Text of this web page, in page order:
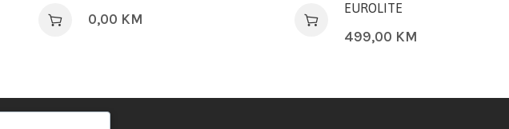
0,00 KM
EUROLITE
499,00 KM